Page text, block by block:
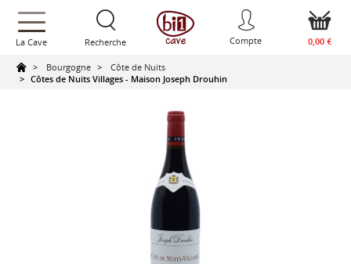
text.skipToContent
text.skipToNavigation
La Cave Recherche Compte 0,00 €
Bourgogne
Côte de Nuits
Côtes de Nuits Villages - Maison Joseph Drouhin